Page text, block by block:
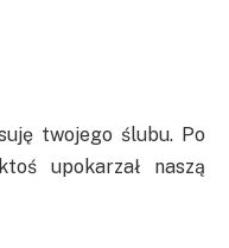
twojego ślubu. Po
upokarzał naszą